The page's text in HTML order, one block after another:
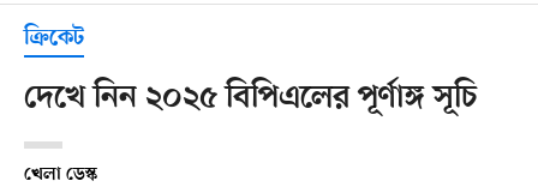
ক্রিকেট
দেখে নিন ২০২৫ বিপিএলের পূর্ণাঙ্গ সূচি
খেলা ডেস্ক